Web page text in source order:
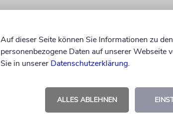
Bundespräsident benannte klar die
Schoa und am Zweiten Weltkrieg
Steinmeier ist für die jüdische
»Bundespräsident Steinmeier
Auf dieser Seite können Sie Informationen zu
personenbezogene Daten auf unserer
Sie in unserer Datenschutzerklärung.
ALLES ABLEHNEN